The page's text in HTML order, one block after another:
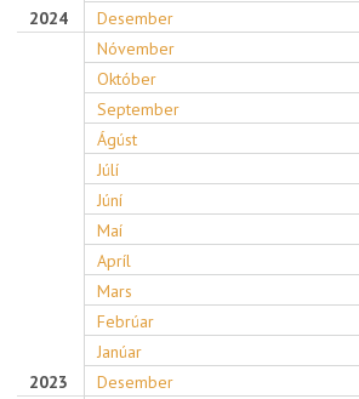
2024
Desember
Nóvember
Október
September
Ágúst
Júlí
Júní
Maí
Apríl
Mars
Febrúar
Janúar
2023
Desember